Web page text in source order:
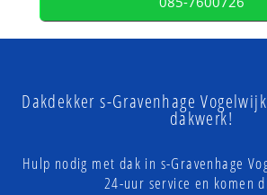
Dakdekker s-Gravenhage
dakwerk!
Hulp nodig met dak in s-Gravenhage
24-uur service en komen